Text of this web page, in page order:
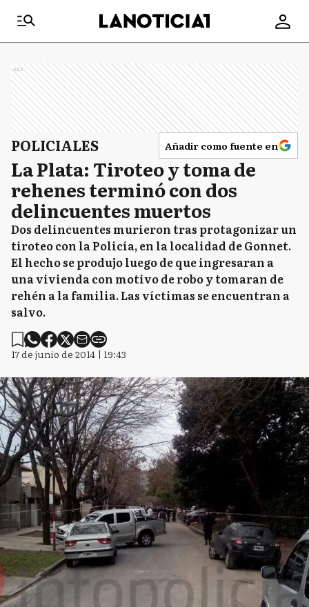
Ads
POLICIALES Añadir como fuente en
La Plata: Tiroteo y toma de
rehenes terminó con dos
delincuentes muertos
Dos delincuentes murieron tras protagonizar un
tiroteo con la Policía, en la localidad de Gonnet.
El hecho se produjo luego de que ingresaran a
una vivienda con motivo de robo y tomaran de
rehén a la familia. Las víctimas se encuentran a
salvo.
17 de junio de 2014 | 19:43